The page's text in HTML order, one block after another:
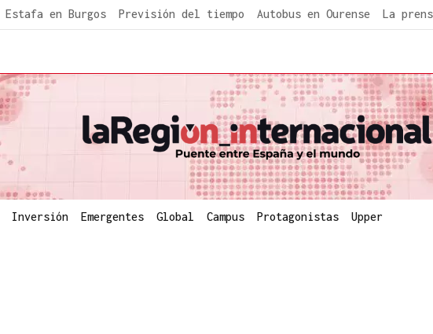
Estafa en Burgos Previsión del tiempo Autobus en Ourense La
Inversión Emergentes Global Campus Protagonistas Upper